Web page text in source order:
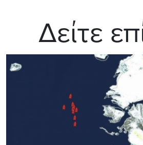
Δείτε